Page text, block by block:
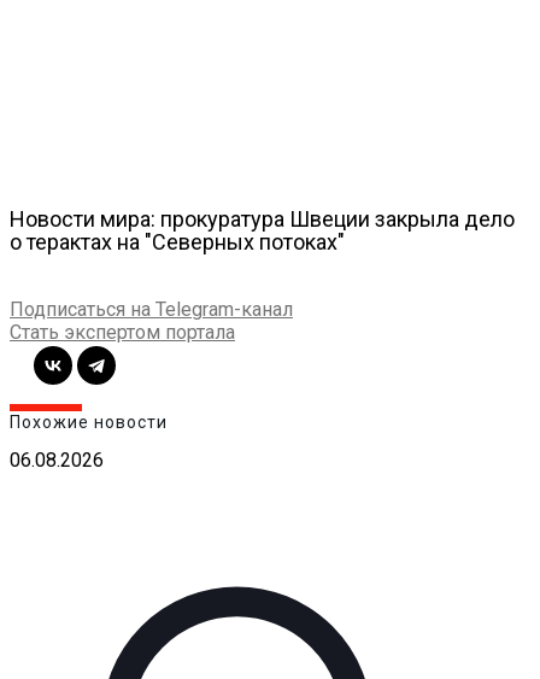
Новости мира: прокуратура Швеции закрыла дело
о терактах на "Северных потоках"
Подписаться на Telegram-канал
Стать экспертом портала
Похожие новости
06.08.2026